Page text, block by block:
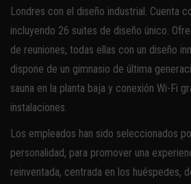
Londres con el diseño industrial. Cuenta
incluyendo 26 suites de diseño único.
de reuniones, todas ellas con un diseño
dispone de un gimnasio de última
sauna en la planta baja y conexión Wi-Fi
instalaciones.
Los empleados han sido seleccionados
personalidad, para promover una
reinventada, centrada en los huéspedes,